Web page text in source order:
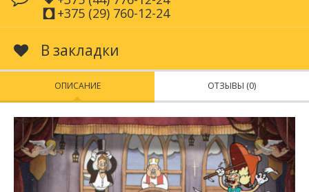
+375 (29) 760-12-24
В закладки
ОПИСАНИЕ ОТЗЫВЫ (0)